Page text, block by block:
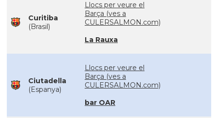
Curitiba
(Brasil)
Llocs per veure el
Barça (ves a
CULERSALMON.com)
La Rauxa
Ciutadella
(Espanya)
Llocs per veure el
Barça (ves a
CULERSALMON.com)
bar OAR